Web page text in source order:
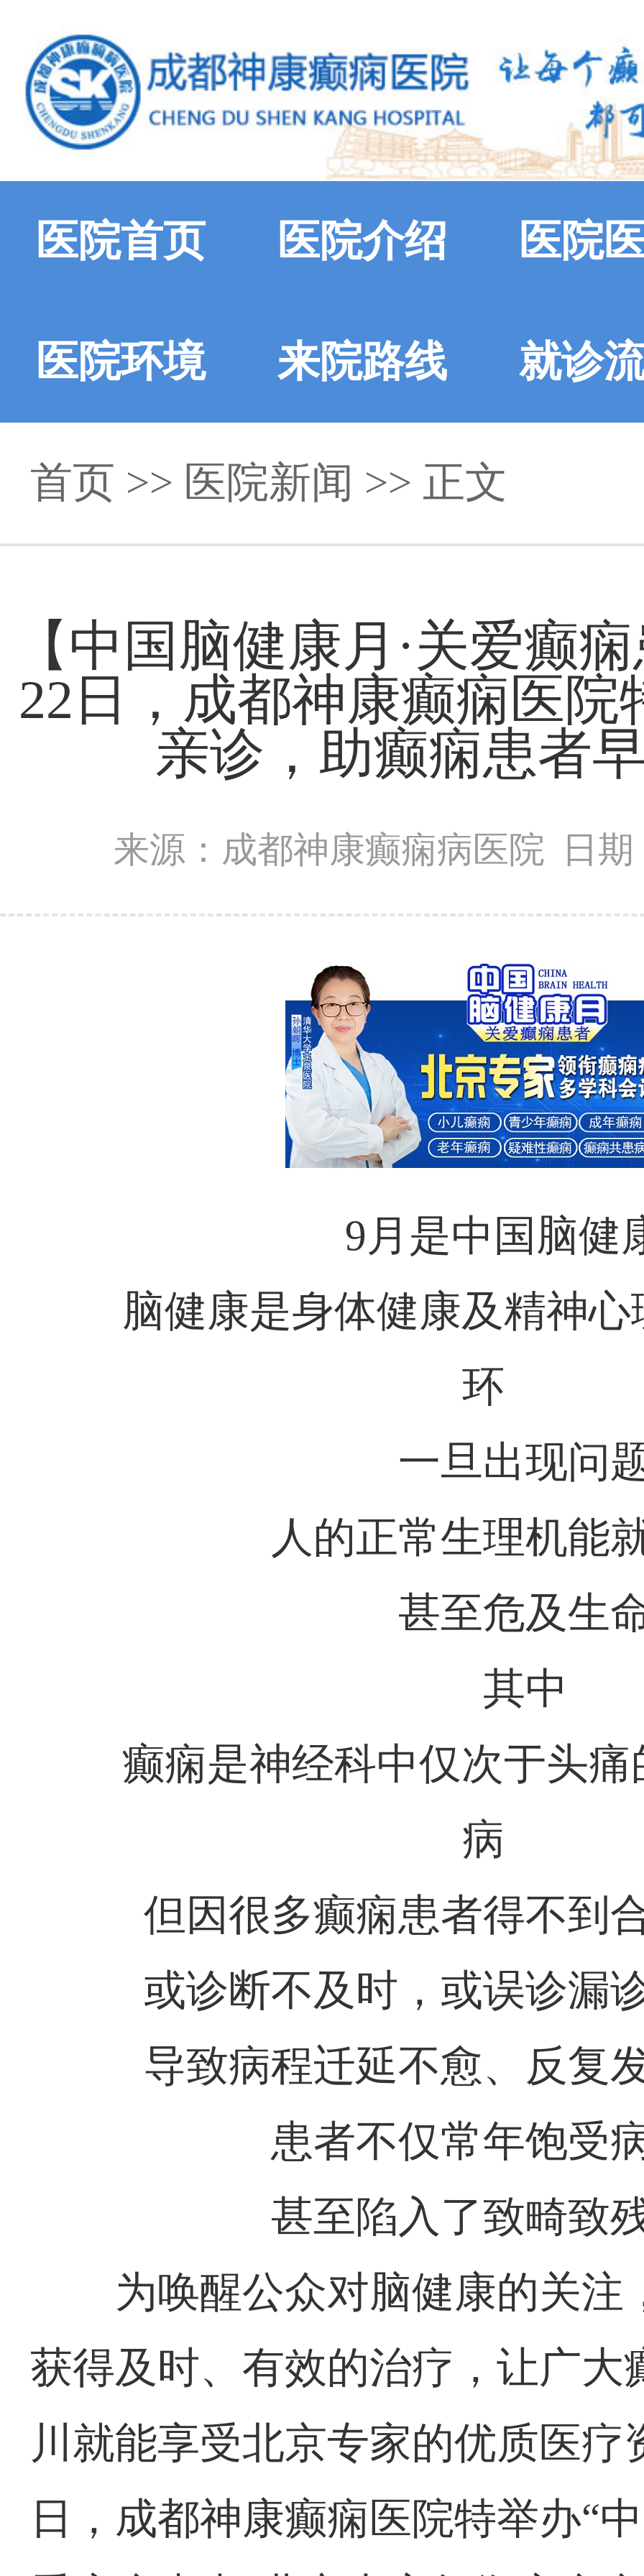
医院首页 医院介绍 医院
医院环境 来院路线 就诊
首页 >> 医院新闻 >> 正文
【中国脑健康月·关爱癫
22日，成都神康癫痫医院
亲诊，助癫痫患者
来源：成都神康癫痫病医院 日
9月是中国脑健
脑健康是身体健康及精神
环
一旦出现问
人的正常生理机能
甚至危及生
其中
癫痫是神经科中仅次于头
病
但因很多癫痫患者得不到
或诊断不及时，或误诊漏
导致病程迁延不愈、反复
患者不仅常年饱受
甚至陷入了致畸致
为唤醒公众对脑健康的关注
获得及时、有效的治疗，让广大
川就能享受北京专家的优质医疗
日，成都神康癫痫医院特举办“